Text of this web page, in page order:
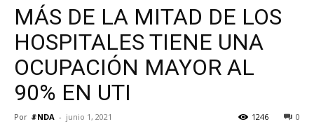
MÁS DE LA MITAD DE LOS
HOSPITALES TIENE UNA
OCUPACIÓN MAYOR AL
90% EN UTI
Por #NDA - junio 1, 2021 0
1246